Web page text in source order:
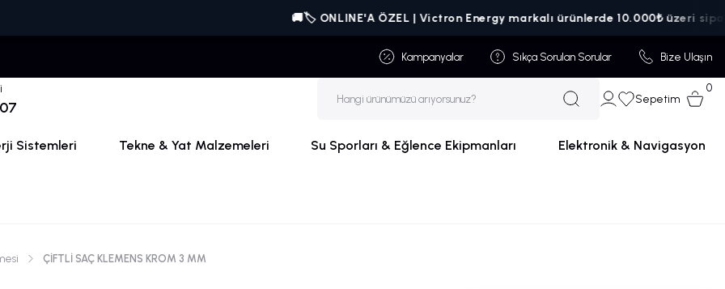
Kampanyalar Sıkça Sorulan Sorular Bize Ulaşın
Sepetim
0
Sistemleri Tekne & Yat Malzemeleri Su Sporları & Eğlence Ekipmanları Elektronik & Navigasyon
🚚🏷️ ONLINE'A ÖZEL | Victron Energy markalı ürünlerde 10.000₺ üzeri siparişlerde
ÇİFTLİ SAÇ KLEMENS KROM 3 MM